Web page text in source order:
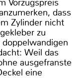
Vorzugspreis
dass
Zylinder nicht
zu
Weil das
ausgefranste
eine